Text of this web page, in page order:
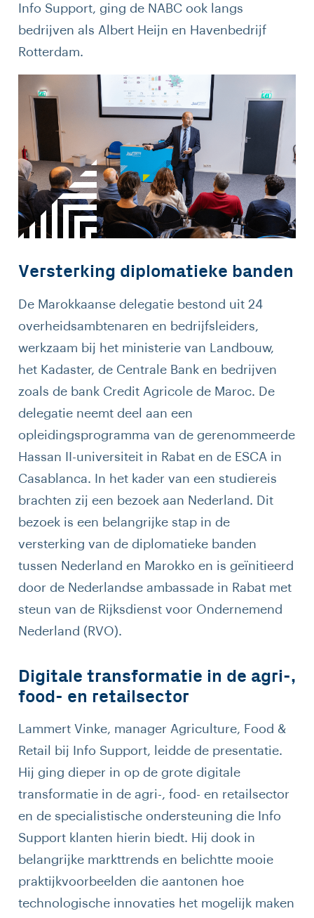
Info Support, ging de NABC ook langs
bedrijven als Albert Heijn en Havenbedrijf
Rotterdam.
Versterking diplomatieke banden
De Marokkaanse delegatie bestond uit 24
overheidsambtenaren en bedrijfsleiders,
werkzaam bij het ministerie van Landbouw,
het Kadaster, de Centrale Bank en bedrijven
zoals de bank Credit Agricole de Maroc. De
delegatie neemt deel aan een
opleidingsprogramma van de gerenommeerde
Hassan II-universiteit in Rabat en de ESCA in
Casablanca. In het kader van een studiereis
brachten zij een bezoek aan Nederland. Dit
bezoek is een belangrijke stap in de
versterking van de diplomatieke banden
tussen Nederland en Marokko en is geïnitieerd
door de Nederlandse ambassade in Rabat met
steun van de Rijksdienst voor Ondernemend
Nederland (RVO).
Digitale transformatie in de agri-,
food- en retailsector
Lammert Vinke, manager Agriculture, Food &
Retail bij Info Support, leidde de presentatie.
Hij ging dieper in op de grote digitale
transformatie in de agri-, food- en retailsector
en de specialistische ondersteuning die Info
Support klanten hierin biedt. Hij dook in
belangrijke markttrends en belichtte mooie
praktijkvoorbeelden die aantonen hoe
technologische innovaties het mogelijk maken